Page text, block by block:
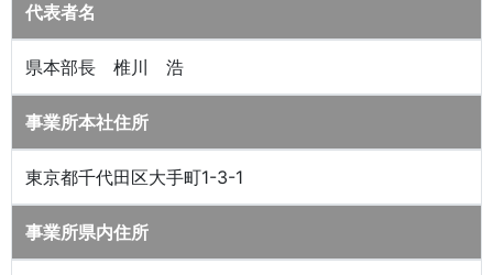
代表者名
県本部長 椎川 浩
事業所本社住所
東京都千代田区大手町1-3-1
事業所県内住所